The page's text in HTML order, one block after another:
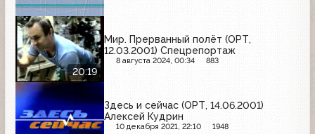
20:19
Мир. Прерванный полёт (ОРТ,
12.03.2001) Спецрепортаж
8 августа 2024, 00:34 883
Здесь и сейчас (ОРТ, 14.06.2001)
Алексей Кудрин
10 декабря 2021, 22:10 1948